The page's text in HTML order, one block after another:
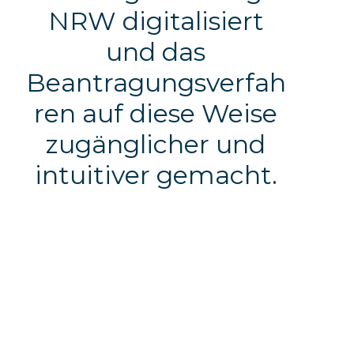
NRW digitalisiert
und das
Beantragungsverfah
ren auf diese Weise
zugänglicher und
intuitiver gemacht.